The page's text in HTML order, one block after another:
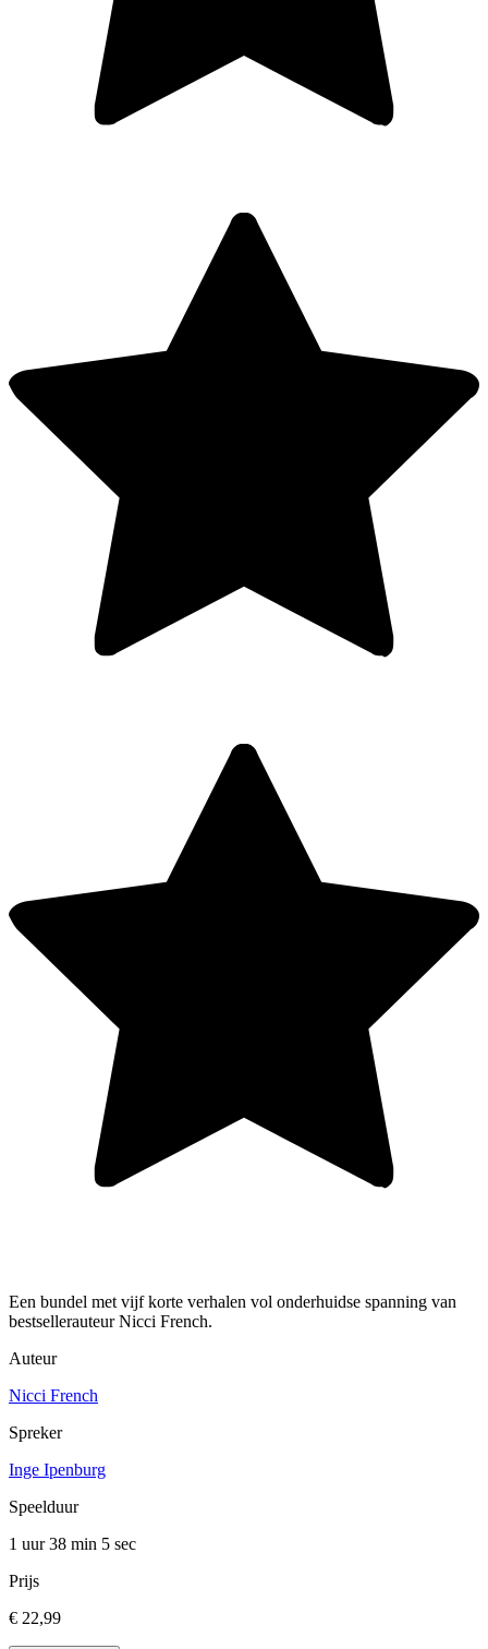
Een bundel met vijf korte verhalen vol onderhuidse spanning van
bestsellerauteur Nicci French.
Auteur
Nicci French
Spreker
Inge Ipenburg
Speelduur
1 uur 38 min 5 sec
Prijs
€ 22,99